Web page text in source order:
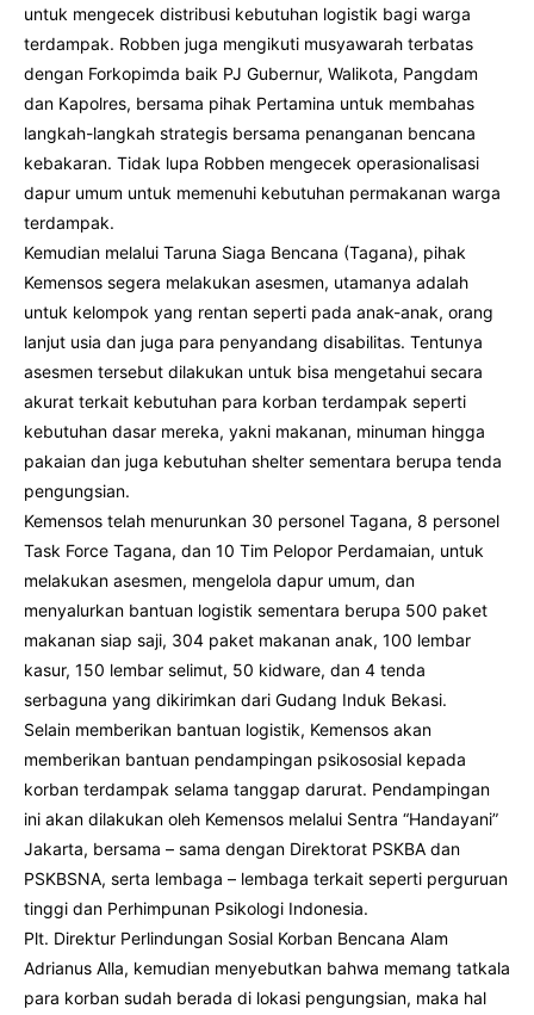
untuk mengecek distribusi kebutuhan logistik bagi warga
terdampak. Robben juga mengikuti musyawarah terbatas
dengan Forkopimda baik PJ Gubernur, Walikota, Pangdam
dan Kapolres, bersama pihak Pertamina untuk membahas
langkah-langkah strategis bersama penanganan bencana
kebakaran. Tidak lupa Robben mengecek operasionalisasi
dapur umum untuk memenuhi kebutuhan permakanan warga
terdampak.
Kemudian melalui Taruna Siaga Bencana (Tagana), pihak
Kemensos segera melakukan asesmen, utamanya adalah
untuk kelompok yang rentan seperti pada anak-anak, orang
lanjut usia dan juga para penyandang disabilitas. Tentunya
asesmen tersebut dilakukan untuk bisa mengetahui secara
akurat terkait kebutuhan para korban terdampak seperti
kebutuhan dasar mereka, yakni makanan, minuman hingga
pakaian dan juga kebutuhan shelter sementara berupa tenda
pengungsian.
Kemensos telah menurunkan 30 personel Tagana, 8 personel
Task Force Tagana, dan 10 Tim Pelopor Perdamaian, untuk
melakukan asesmen, mengelola dapur umum, dan
menyalurkan bantuan logistik sementara berupa 500 paket
makanan siap saji, 304 paket makanan anak, 100 lembar
kasur, 150 lembar selimut, 50 kidware, dan 4 tenda
serbaguna yang dikirimkan dari Gudang Induk Bekasi.
Selain memberikan bantuan logistik, Kemensos akan
memberikan bantuan pendampingan psikososial kepada
korban terdampak selama tanggap darurat. Pendampingan
ini akan dilakukan oleh Kemensos melalui Sentra “Handayani”
Jakarta, bersama – sama dengan Direktorat PSKBA dan
PSKBSNA, serta lembaga – lembaga terkait seperti perguruan
tinggi dan Perhimpunan Psikologi Indonesia.
Plt. Direktur Perlindungan Sosial Korban Bencana Alam
Adrianus Alla, kemudian menyebutkan bahwa memang tatkala
para korban sudah berada di lokasi pengungsian, maka hal